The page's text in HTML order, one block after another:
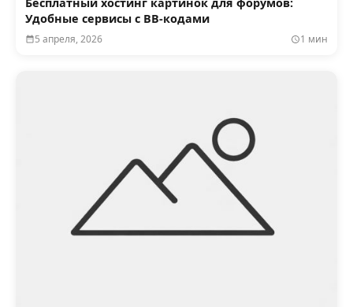
Бесплатный хостинг картинок для форумов:
Удобные сервисы с BB-кодами
5 апреля, 2026 1 мин